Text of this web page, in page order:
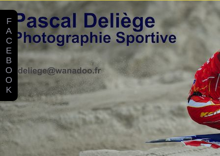
F
A
C
E
B
O
O
K